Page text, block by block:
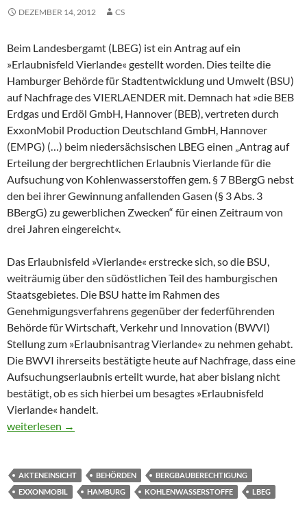
DEZEMBER 14, 2012 CS
Beim Landesbergamt (LBEG) ist ein Antrag auf ein
»Erlaubnisfeld Vierlande« gestellt worden. Dies teilte die
Hamburger Behörde für Stadtentwicklung und Umwelt (BSU)
auf Nachfrage des VIERLAENDER mit. Demnach hat »die BEB
Erdgas und Erdöl GmbH, Hannover (BEB), vertreten durch
ExxonMobil Production Deutschland GmbH, Hannover
(EMPG) (…) beim niedersächsischen LBEG einen „Antrag auf
Erteilung der bergrechtlichen Erlaubnis Vierlande für die
Aufsuchung von Kohlenwasserstoffen gem. § 7 BBergG nebst
den bei ihrer Gewinnung anfallenden Gasen (§ 3 Abs. 3
BBergG) zu gewerblichen Zwecken“ für einen Zeitraum von
drei Jahren eingereicht«.
Das Erlaubnisfeld »Vierlande« erstrecke sich, so die BSU,
weiträumig über den südöstlichen Teil des hamburgischen
Staatsgebietes. Die BSU hatte im Rahmen des
Genehmigungsverfahrens gegenüber der federführenden
Behörde für Wirtschaft, Verkehr und Innovation (BWVI)
Stellung zum »Erlaubnisantrag Vierlande« zu nehmen gehabt.
Die BWVI ihrerseits bestätigte heute auf Nachfrage, dass eine
Aufsuchungserlaubnis erteilt wurde, hat aber bislang nicht
bestätigt, ob es sich hierbei um besagtes »Erlaubnisfeld
Vierlande« handelt.
Erdgaskonzern will Fracking in Vierlanden vorbereiten
weiterlesen →
AKTENEINSICHT BEHÖRDEN
BERGBAUBERECHTIGUNG
EXXONMOBIL
HAMBURG KOHLENWASSERSTOFFE LBEG